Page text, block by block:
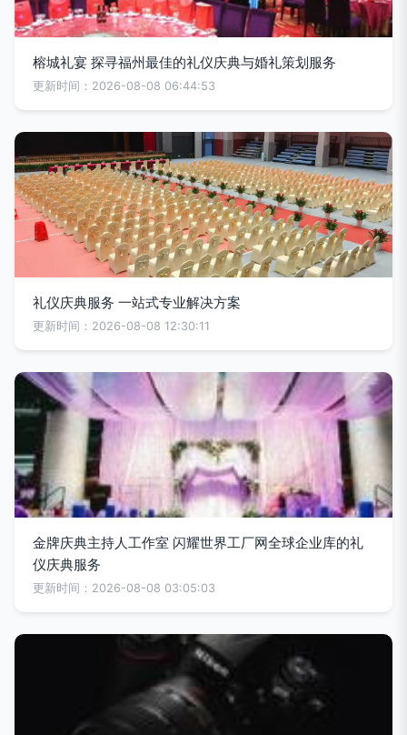
榕城礼宴 探寻福州最佳的礼仪庆典与婚礼策划服务
更新时间：2026-08-08 06:44:53
礼仪庆典服务 一站式专业解决方案
更新时间：2026-08-08 12:30:11
金牌庆典主持人工作室 闪耀世界工厂网全球企业库的礼
仪庆典服务
更新时间：2026-08-08 03:05:03